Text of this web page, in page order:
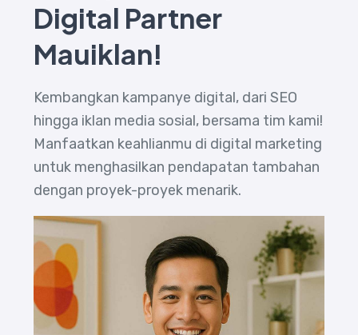
Digital Partner
Mauiklan!
Kembangkan kampanye digital, dari SEO
hingga iklan media sosial, bersama tim kami!
Manfaatkan keahlianmu di digital marketing
untuk menghasilkan pendapatan tambahan
dengan proyek-proyek menarik.
Daftar Sekarang